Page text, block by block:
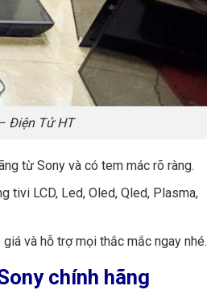
Điện Tử HT
từ Sony và có tem mác rõ ràng.
tivi LCD, Led, Oled, Qled, Plasma,
và hỗ trợ mọi thắc mắc ngay nhé.
chính hãng